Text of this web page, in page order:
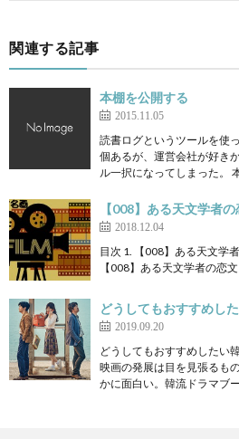
関連する記事
本棚を公開する
2015.11.05
読書ログというツールを使
個あるが、運営会社が好き
ル一択になってしまった。
【008】ある天文学者
2018.12.04
目次 1. 【008】ある天文学
【008】ある天文学者の恋
どうしてもおすすめし
2019.09.20
どうしてもおすすめしたい
映画の発展は目を見張るも
かに面白い。韓流ドラマブ